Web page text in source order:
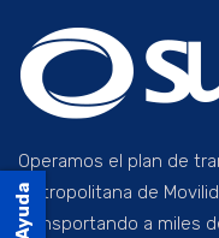
Operamos el plan de
Metropolitana de
transportando a miles